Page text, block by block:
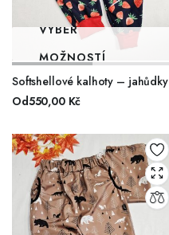
VÝBĚR
MOŽNOSTÍ
Softshellové kalhoty – jahůdky
Od550,00 Kč